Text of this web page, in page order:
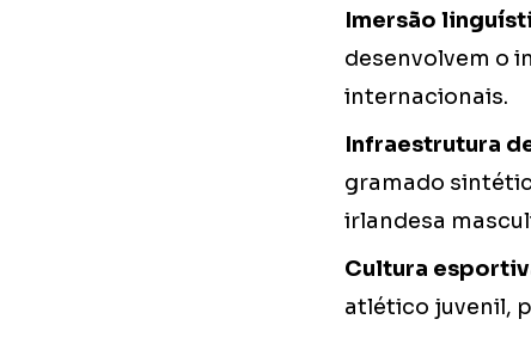
Imersão
desenvolvem o
internacionais.
Infraestrutura
gramado
irlandesa
Cultura
atlético juvenil,